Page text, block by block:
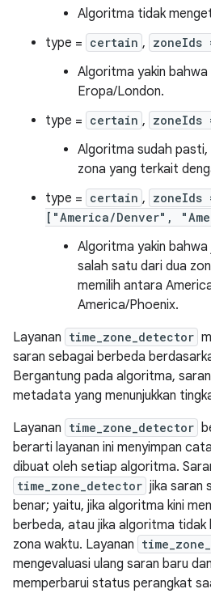
Algoritma tidak
type = certain , zoneIds
Algoritma yakin
Eropa/London.
type = certain ,
Algoritma sudah
zona yang terkait
type = certain , zoneIds
["America/Denver",
Algoritma yakin
salah satu dari dua
memilih antara
America/Phoenix.
Layanan time_zone_detector
saran sebagai berbeda
Bergantung pada algoritma,
metadata yang menunjukkan
Layanan time_zone_detector
berarti layanan ini menyimpan
dibuat oleh setiap algoritma.
time_zone_detector jika saran
benar; yaitu, jika algoritma kini
berbeda, atau jika algoritma
zona waktu. Layanan
mengevaluasi ulang saran baru
memperbarui status perangkat